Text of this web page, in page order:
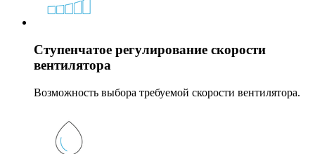
Ступенчатое регулирование скорости
вентилятора
Возможность выбора требуемой скорости вентилятора.